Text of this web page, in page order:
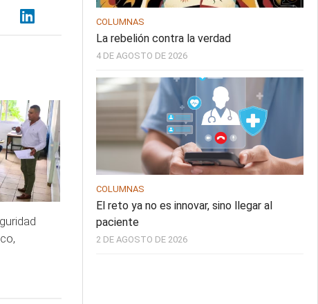
COLUMNAS
La rebelión contra la verdad
4 DE AGOSTO DE 2026
COLUMNAS
El reto ya no es innovar, sino llegar al
paciente
2 DE AGOSTO DE 2026